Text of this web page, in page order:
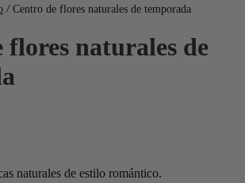
/Centro de flores naturales de temporada
flores naturales de
naturales de estilo romántico.